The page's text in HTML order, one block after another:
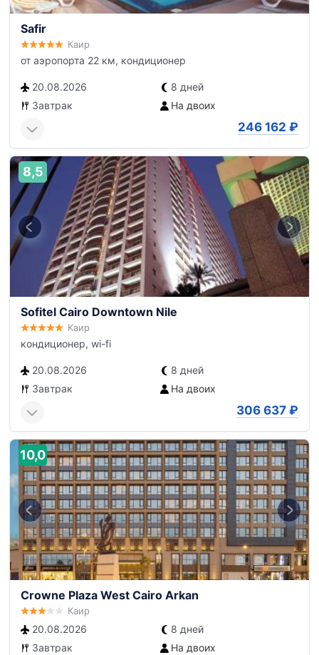
Safir
Каир
от аэропорта 22 км, кондиционер
20.08.2026
8 дней
Завтрак
На двоих
246 162 ₽
8,5
Sofitel Cairo Downtown Nile
Каир
кондиционер, wi-fi
20.08.2026
8 дней
Завтрак
На двоих
306 637 ₽
10,0
Crowne Plaza West Cairo Arkan
Каир
20.08.2026
8 дней
Завтрак
На двоих